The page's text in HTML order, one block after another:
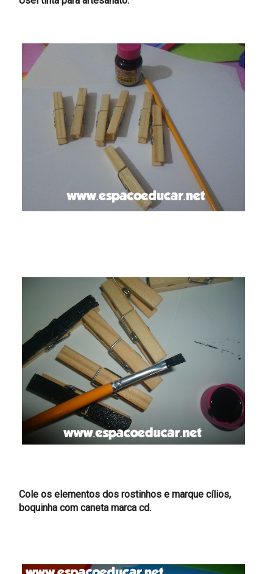
Cole os elementos dos rostinhos e marque cílios,
boquinha com caneta marca cd.